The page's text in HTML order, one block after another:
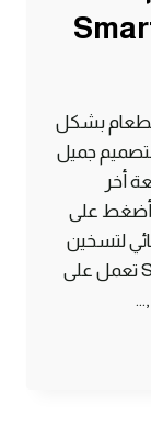
بشكل
جميل
أخر
أضغط على
لتسخين
الطعام ماين كرافت الجوال #SmartCraft تعمل على